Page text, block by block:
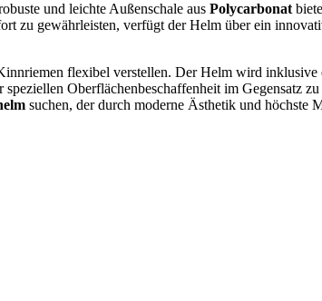
und leichte Außenschale aus Polycarbonat
zu gewährleisten, verfügt der Helm über ein
flexibel verstellen. Der Helm wird
speziellen Oberflächenbeschaffenheit im Gegensatz
suchen, der durch moderne Ästhetik und höchste